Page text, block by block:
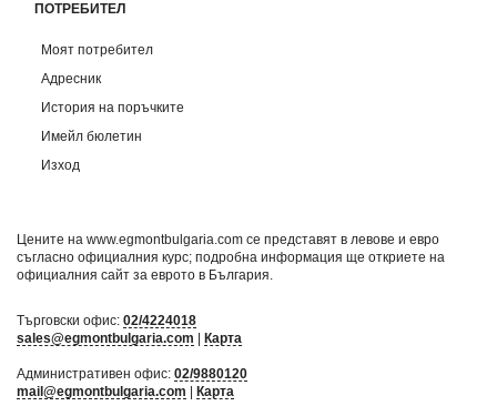
ПОТРЕБИТЕЛ
Моят потребител
Адресник
История на поръчките
Имейл бюлетин
Изход
Цените на www.egmontbulgaria.com се представят в левове и евро
съгласно официалния курс; подробна информация ще откриете на
официалния сайт за еврото в България
Търговски офис: 02/4224018
sales@egmontbulgaria.com
Карта
Административен офис: 02/9880120
mail@egmontbulgaria.com
Карта